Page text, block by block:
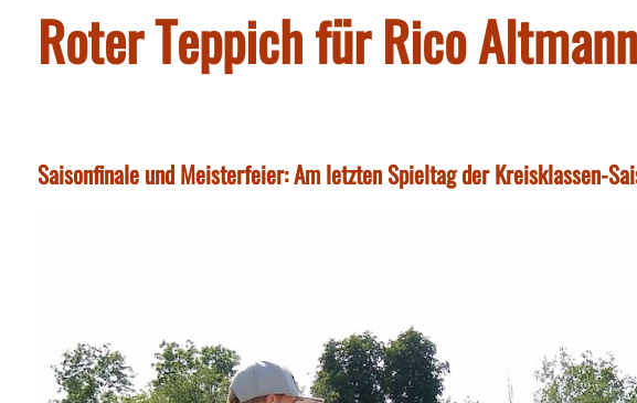
Roter Teppich für Rico Altmann
Saisonfinale und Meisterfeier: Am letzten Spieltag der Kreisklassen-